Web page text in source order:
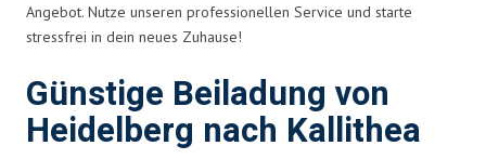
Angebot. Nutze unseren professionellen Service und starte
stressfrei in dein neues Zuhause!
Günstige Beiladung von
Heidelberg nach Kallithea